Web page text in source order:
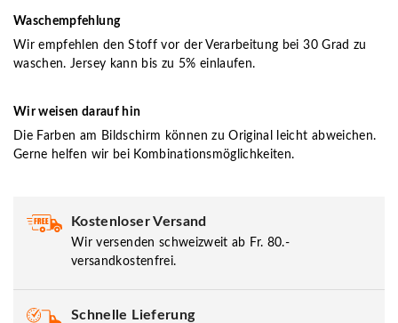
Waschempfehlung
Wir empfehlen den Stoff vor der Verarbeitung bei 30 Grad zu
waschen. Jersey kann bis zu 5% einlaufen.
Wir weisen darauf hin
Die Farben am Bildschirm können zu Original leicht abweichen.
Gerne helfen wir bei Kombinationsmöglichkeiten.
Kostenloser Versand
Wir versenden schweizweit ab Fr. 80.-
versandkostenfrei.
Schnelle Lieferung